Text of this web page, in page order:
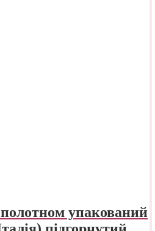
упакований